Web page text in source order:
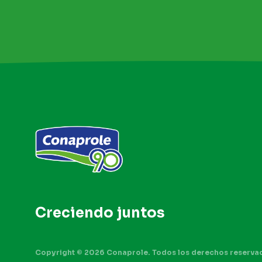
Creciendo juntos
Copyright © 2026 Conaprole. Todos los derechos